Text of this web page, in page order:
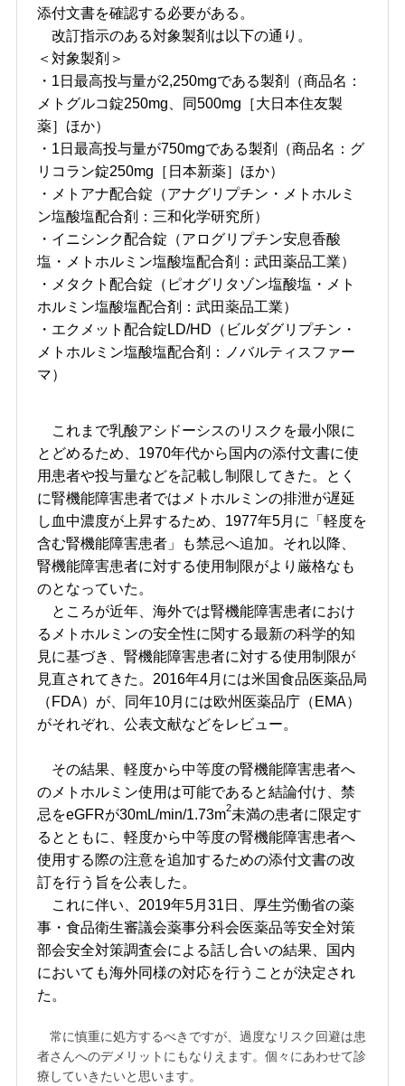
添付文書を確認する必要がある。
改訂指示のある対象製剤は以下の通り。
＜対象製剤＞
・1日最高投与量が2,250mgである製剤（商品名：
メトグルコ錠250mg、同500mg［大日本住友製
薬］ほか）
・1日最高投与量が750mgである製剤（商品名：グ
リコラン錠250mg［日本新薬］ほか）
・メトアナ配合錠（アナグリプチン・メトホルミ
ン塩酸塩配合剤：三和化学研究所）
・イニシンク配合錠（アログリプチン安息香酸
塩・メトホルミン塩酸塩配合剤：武田薬品工業）
・メタクト配合錠（ピオグリタゾン塩酸塩・メト
ホルミン塩酸塩配合剤：武田薬品工業）
・エクメット配合錠LD/HD（ビルダグリプチン・
メトホルミン塩酸塩配合剤：ノバルティスファー
マ）
これまで乳酸アシドーシスのリスクを最小限に
とどめるため、1970年代から国内の添付文書に使
用患者や投与量などを記載し制限してきた。とく
に腎機能障害患者ではメトホルミンの排泄が遅延
し血中濃度が上昇するため、1977年5月に「軽度を
含む腎機能障害患者」も禁忌へ追加。それ以降、
腎機能障害患者に対する使用制限がより厳格なも
のとなっていた。
ところが近年、海外では腎機能障害患者におけ
るメトホルミンの安全性に関する最新の科学的知
見に基づき、腎機能障害患者に対する使用制限が
見直されてきた。2016年4月には米国食品医薬品局
（FDA）が、同年10月には欧州医薬品庁（EMA）
がそれぞれ、公表文献などをレビュー。
その結果、軽度から中等度の腎機能障害患者へ
のメトホルミン使用は可能であると結論付け、禁
忌をeGFRが30mL/min/1.73m2未満の患者に限定す
るとともに、軽度から中等度の腎機能障害患者へ
使用する際の注意を追加するための添付文書の改
訂を行う旨を公表した。
これに伴い、2019年5月31日、厚生労働省の薬
事・食品衛生審議会薬事分科会医薬品等安全対策
部会安全対策調査会による話し合いの結果、国内
においても海外同様の対応を行うことが決定され
た。
常に慎重に処方するべきですが、過度なリスク回避は患
者さんへのデメリットにもなりえます。個々にあわせて診
療していきたいと思います。